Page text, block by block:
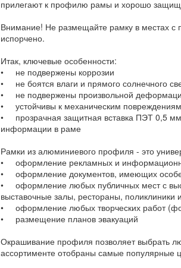
прилегают к профилю рамы и хорошо
Внимание! Не размещайте рамку в местах
испорчено.
Итак, ключевые особенности:
• не подвержены коррозии
• не боятся влаги и прямого солнечного
• не подвержены произвольной
• устойчивы к механическим повреждениям
• прозрачная защитная вставка ПЭТ 0,5 мм
информации в раме
Рамки из алюминиевого профиля - это
• оформление рекламных и
• оформление документов, имеющих
• оформление любых публичных мест с
выставочные залы, рестораны,
• оформление любых творческих работ
• размещение планов эвакуаций
Окрашивание профиля позволяет выбрать
ассортименте отобраны самые популярные